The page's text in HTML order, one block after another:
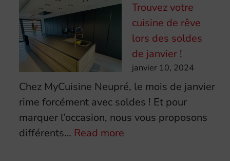
cuisine
sur
mesure
pour
personnaliser
son
intérieur
Trouvez votre
cuisine de rêve
lors des soldes
de janvier !
janvier 10, 2024
Chez MyCuisine Neupré, le mois de janvier
rime forcément avec soldes ! Et pour
marquer l’occasion, nous vous proposons
différents… Read more